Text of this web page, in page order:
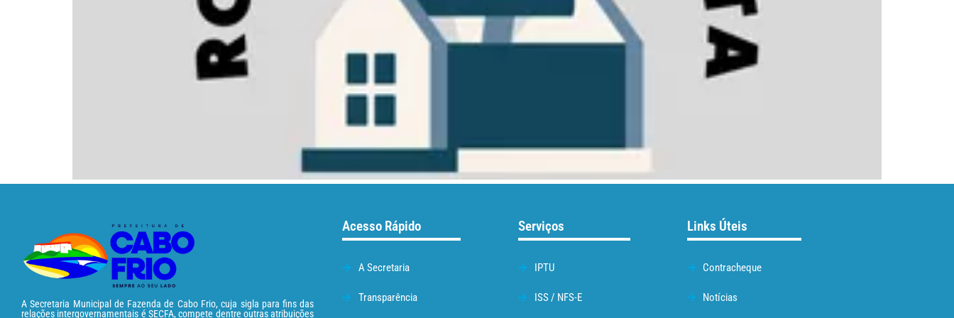
A Secretaria Municipal de Fazenda de Cabo Frio, cuja sigla para fins das
relações intergovernamentais é SECFA, compete dentre outras atribuições
Acesso Rápido
A Secretaria
Transparência
Serviços
IPTU
ISS / NFS-E
Links Úteis
Contracheque
Notícias